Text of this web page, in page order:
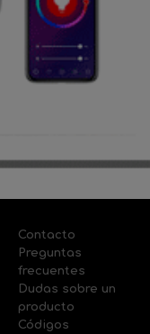
Contacto
Preguntas
frecuentes
Dudas sobre un
producto
Códigos